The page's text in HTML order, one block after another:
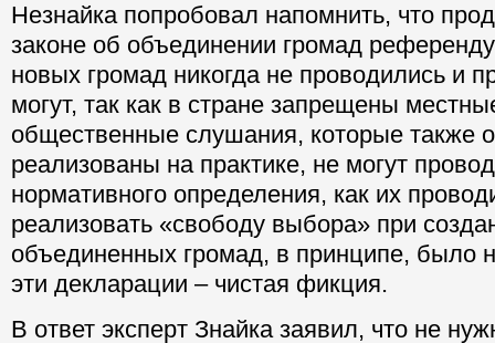
Незнайка попробовал напомнить, что
законе об объединении громад
новых громад никогда не проводились и
могут, так как в стране запрещены
общественные слушания, которые также
реализованы на практике, не могут
нормативного определения, как их
реализовать «свободу выбора» при
объединенных громад, в принципе, было
эти декларации – чистая фикция.
В ответ эксперт Знайка заявил, что не